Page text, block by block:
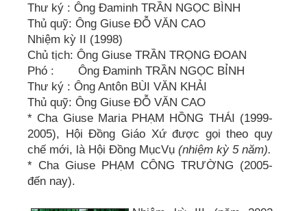
Thư ký : Ông Đaminh TRẦN NGỌC BÌNH
Thủ quỹ: Ông Giuse ĐỖ VĂN CAO
Nhiệm kỳ II (1998)
Chủ tịch: Ông Giuse TRẦN TRỌNG ĐOAN
Phó : Ông Đaminh TRẦN NGỌC BỈNH
Thư ký : Ông Antôn BÙI VĂN KHẢI
Thủ quỹ: Ông Giuse ĐỖ VĂN CAO
* Cha Giuse Maria PHẠM HỒNG THÁI (1999-
2005), Hội Đồng Giáo Xứ được gọi theo quy
chế mới, là Hội Đồng MụcVụ (nhiệm kỳ 5 năm).
* Cha Giuse PHẠM CÔNG TRƯỜNG (2005-
đến nay).